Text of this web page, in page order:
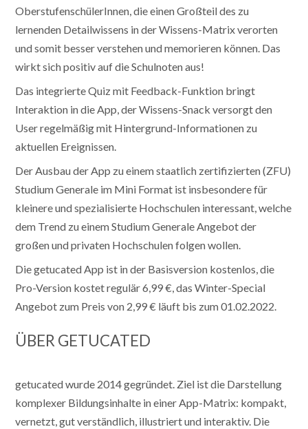
OberstufenschülerInnen, die einen Großteil des zu
lernenden Detailwissens in der Wissens-Matrix verorten
und somit besser verstehen und memorieren können. Das
wirkt sich positiv auf die Schulnoten aus!
Das integrierte Quiz mit Feedback-Funktion bringt
Interaktion in die App, der Wissens-Snack versorgt den
User regelmäßig mit Hintergrund-Informationen zu
aktuellen Ereignissen.
Der Ausbau der App zu einem staatlich zertifizierten (ZFU)
Studium Generale im Mini Format ist insbesondere für
kleinere und spezialisierte Hochschulen interessant, welche
dem Trend zu einem Studium Generale Angebot der
großen und privaten Hochschulen folgen wollen.
Die getucated App ist in der Basisversion kostenlos, die
Pro-Version kostet regulär 6,99 €, das Winter-Special
Angebot zum Preis von 2,99 € läuft bis zum 01.02.2022.
ÜBER GETUCATED
getucated wurde 2014 gegründet. Ziel ist die Darstellung
komplexer Bildungsinhalte in einer App-Matrix: kompakt,
vernetzt, gut verständlich, illustriert und interaktiv. Die